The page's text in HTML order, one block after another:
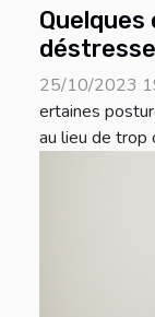
Quelques
25/10/2023
ertaines
au lieu de trop